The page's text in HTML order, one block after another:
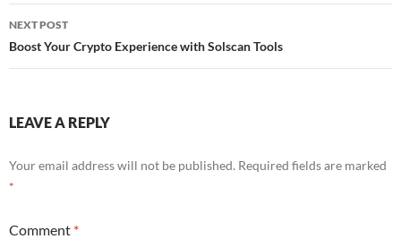
NEXT POST
Boost Your Crypto Experience with Solscan Tools
LEAVE A REPLY
Your email address will not be published. Required fields are marked
*
Comment *